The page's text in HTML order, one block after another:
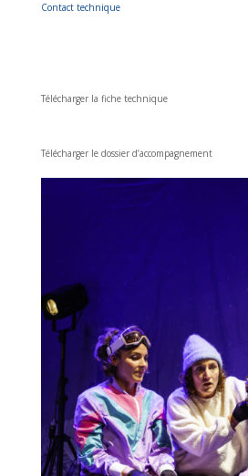
Contact technique
Télécharger la fiche technique
Télécharger le dossier d’accompagnement